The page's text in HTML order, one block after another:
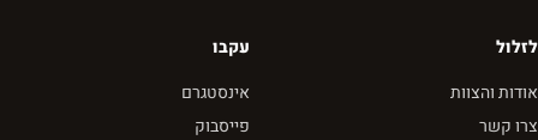
לזלול
אודות והצוות
צרו קשר
עקבו
אינסטגרם
פייסבוק